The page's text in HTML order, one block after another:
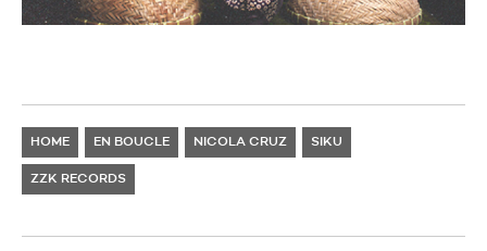
HOME EN BOUCLE NICOLA CRUZ SIKU
ZZK RECORDS